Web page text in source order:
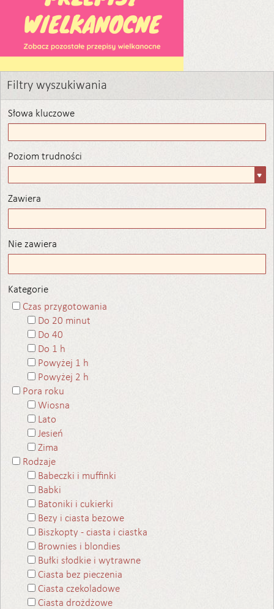
Filtry wyszukiwania
Słowa kluczowe
Poziom trudności
trudności
Zawiera
Nie zawiera
Kategorie
Czas przygotowania
Do 20 minut
Do 40
Do 1 h
Powyżej 1 h
Powyżej 2 h
Pora roku
Wiosna
Lato
Jesień
Zima
Rodzaje
Babeczki i muffinki
Babki
Batoniki i cukierki
Bezy i ciasta bezowe
Biszkopty - ciasta i ciastka
Brownies i blondies
Bułki słodkie i wytrawne
Ciasta bez pieczenia
Ciasta czekoladowe
Ciasta drożdżowe